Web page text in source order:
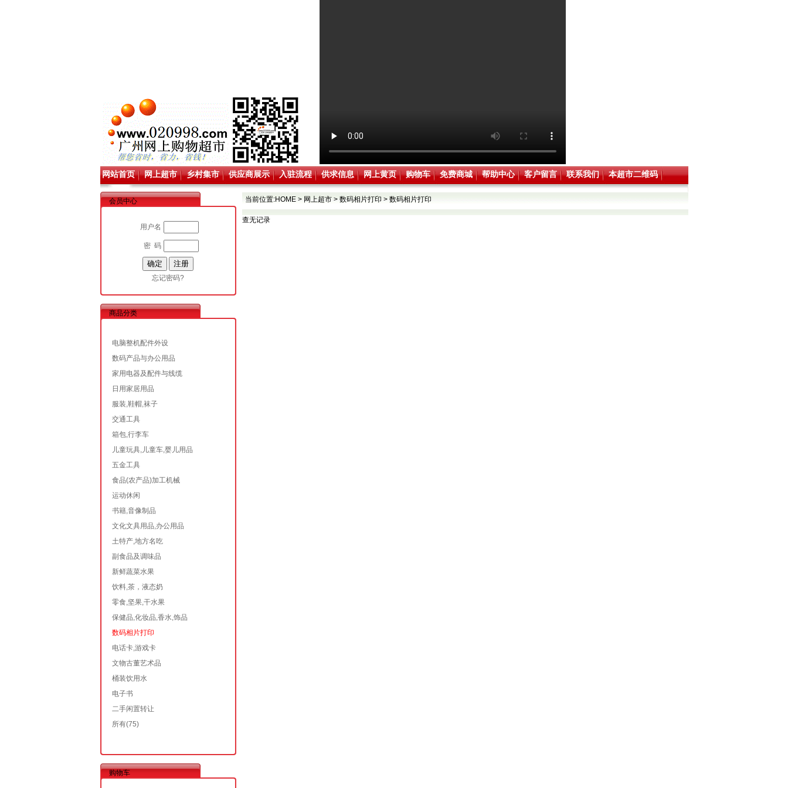
网站首页 网上超市 乡村集市 供应商展示 入驻流程 供求信息 网上黄页 购物车 免费商城 帮助中心 客户留言 联系我们 本超市二维码
会员中心
用户名
密 码
忘记密码?
商品分类
电脑整机配件外设
数码产品与办公用品
家用电器及配件与线缆
日用家居用品
服装,鞋帽,袜子
交通工具
箱包,行李车
儿童玩具,儿童车,婴儿用品
五金工具
食品(农产品)加工机械
运动休闲
书籍,音像制品
文化文具用品,办公用品
土特产,地方名吃
副食品及调味品
新鲜蔬菜水果
饮料,茶，液态奶
零食,坚果,干水果
保健品,化妆品,香水,饰品
数码相片打印
电话卡,游戏卡
文物古董艺术品
桶装饮用水
电子书
二手闲置转让
所有(75)
购物车
当前位置:HOME> 网上超市> 数码相片打印 > 数码相片打印
查无记录